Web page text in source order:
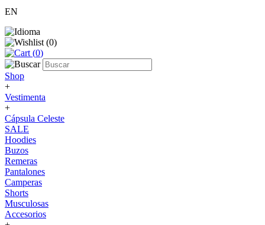
EN
(0)
(0)
Shop
+
Vestimenta
+
Cápsula Celeste
SALE
Hoodies
Buzos
Remeras
Pantalones
Camperas
Shorts
Musculosas
Accesorios